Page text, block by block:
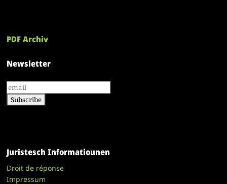
PDF Archiv
Newsletter
Juristesch Informatiounen
Droit de réponse
Impressum